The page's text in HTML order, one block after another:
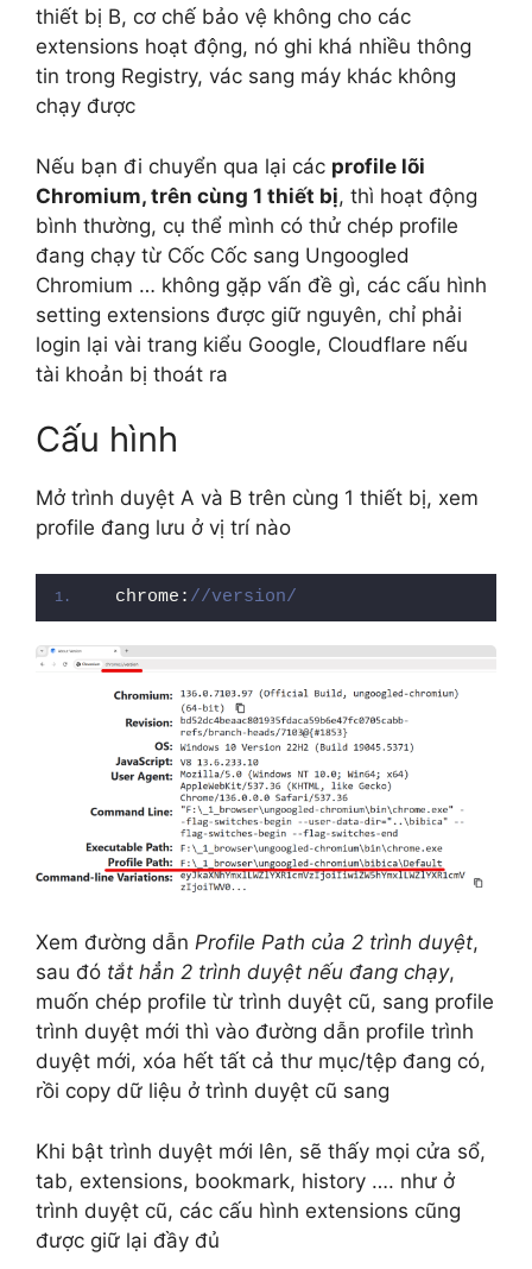
thiết bị B, cơ chế bảo vệ không cho các
extensions hoạt động, nó ghi khá nhiều thông
tin trong Registry, vác sang máy khác không
chạy được
Nếu bạn đi chuyển qua lại các profile lõi
Chromium, trên cùng 1 thiết bị, thì hoạt động
bình thường, cụ thể mình có thử chép profile
đang chạy từ Cốc Cốc sang Ungoogled
Chromium … không gặp vấn đề gì, các cấu hình
setting extensions được giữ nguyên, chỉ phải
login lại vài trang kiểu Google, Cloudflare nếu
tài khoản bị thoát ra
Cấu hình
Mở trình duyệt A và B trên cùng 1 thiết bị, xem
profile đang lưu ở vị trí nào
chrome: //version/
Xem đường dẫn Profile Path của 2 trình duyệt,
sau đó tắt hẳn 2 trình duyệt nếu đang chạy,
muốn chép profile từ trình duyệt cũ, sang profile
trình duyệt mới thì vào đường dẫn profile trình
duyệt mới, xóa hết tất cả thư mục/tệp đang có,
rồi copy dữ liệu ở trình duyệt cũ sang
Khi bật trình duyệt mới lên, sẽ thấy mọi cửa sổ,
tab, extensions, bookmark, history …. như ở
trình duyệt cũ, các cấu hình extensions cũng
được giữ lại đầy đủ